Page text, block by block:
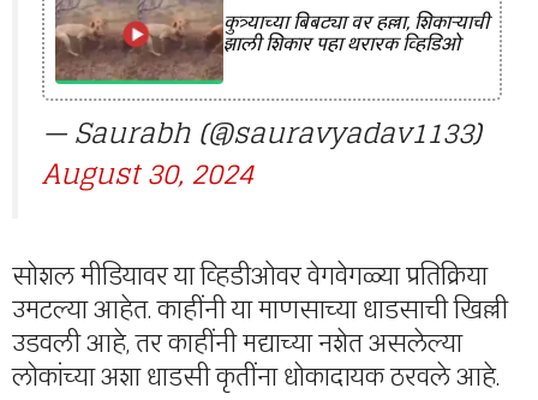
कुत्र्याच्या बिबट्या वर हल्ला, शिकाऱ्याची
झाली शिकार पहा थरारक व्हिडिओ
— Saurabh (@sauravyadav1133)
August 30, 2024
सोशल मीडियावर या व्हिडीओवर वेगवेगळ्या प्रतिक्रिया
उमटल्या आहेत. काहींनी या माणसाच्या धाडसाची खिल्ली
उडवली आहे, तर काहींनी मद्याच्या नशेत असलेल्या
लोकांच्या अशा धाडसी कृतींना धोकादायक ठरवले आहे.